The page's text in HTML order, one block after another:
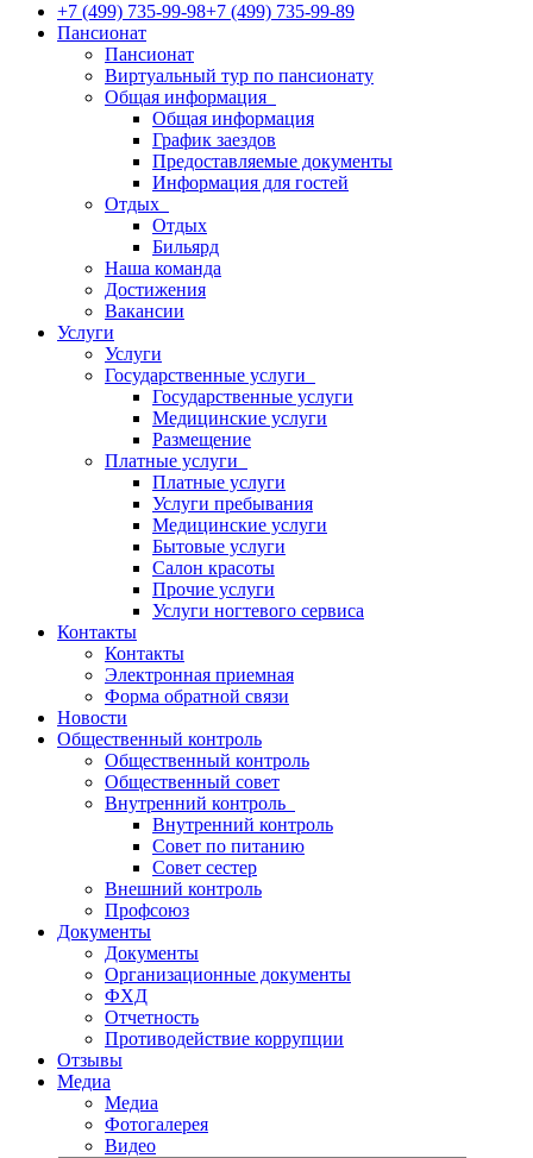
+7 (499) 735-99-98+7 (499) 735-99-89
Пансионат
Пансионат
Виртуальный тур по пансионату
Общая информация
Общая информация
График заездов
Предоставляемые документы
Информация для гостей
Отдых
Отдых
Бильярд
Наша команда
Достижения
Вакансии
Услуги
Услуги
Государственные услуги
Государственные услуги
Медицинские услуги
Размещение
Платные услуги
Платные услуги
Услуги пребывания
Медицинские услуги
Бытовые услуги
Салон красоты
Прочие услуги
Услуги ногтевого сервиса
Контакты
Контакты
Электронная приемная
Форма обратной связи
Новости
Общественный контроль
Общественный контроль
Общественный совет
Внутренний контроль
Внутренний контроль
Совет по питанию
Совет сестер
Внешний контроль
Профсоюз
Документы
Документы
Организационные документы
ФХД
Отчетность
Противодействие коррупции
Отзывы
Медиа
Медиа
Фотогалерея
Видео